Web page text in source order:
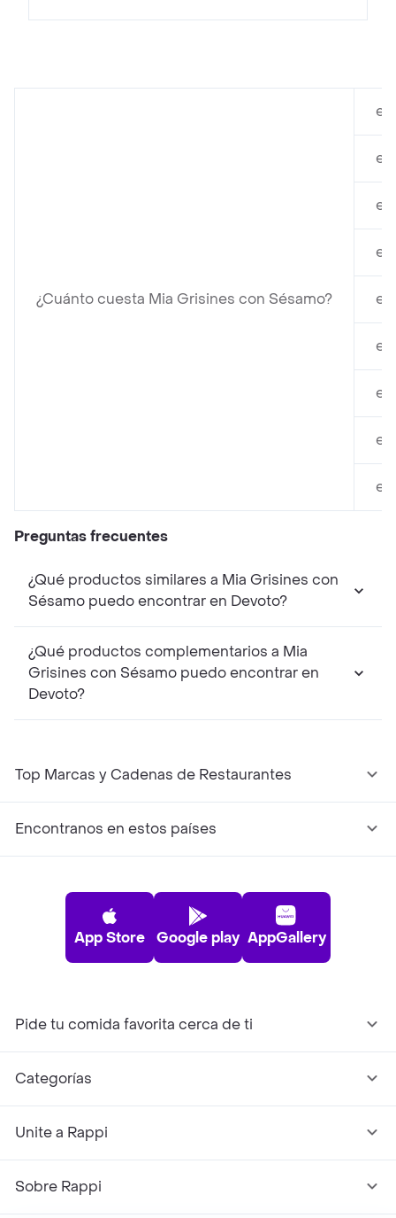
¿Cuánto cuesta Mia Grisines con Sésamo?
en
en
en
en
en
Preguntas frecuentes
¿Qué productos similares a Mia Grisines con
Sésamo puedo encontrar en Devoto?
¿Qué productos complementarios a Mia
Grisines con Sésamo puedo encontrar en
Devoto?
Top Marcas y Cadenas de Restaurantes
Encontranos en estos países
App Store Google play AppGallery
Pide tu comida favorita cerca de ti
Categorías
Unite a Rappi
Sobre Rappi